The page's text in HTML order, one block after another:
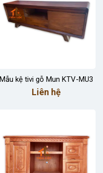
Mẫu kệ tivi gỗ Mun KTV-MU3
Liên hệ